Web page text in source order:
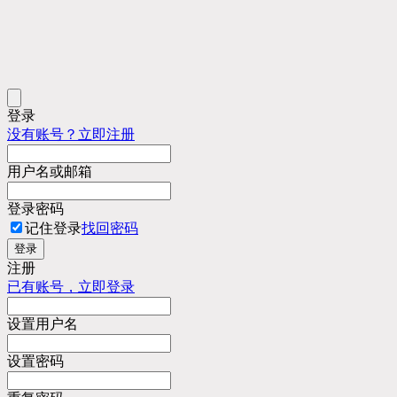
登录
没有账号？立即注册
用户名或邮箱
登录密码
记住登录找回密码
登录
注册
已有账号，立即登录
设置用户名
设置密码